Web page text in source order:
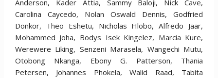
Anderson, Kader Attia, Sammy Baloji, Nick Cave,
Carolina Caycedo, Nolan Oswald Dennis, Godfried
Donkor, Theo Eshetu, Nicholas Hlobo, Alfredo Jaar,
Mohammed Joha, Bodys Isek Kingelez, Marcia Kure,
Werewere Liking, Senzeni Marasela, Wangechi Mutu,
Otobong Nkanga, Ebony G. Patterson, Thania
Petersen, Johannes Phokela, Walid Raad, Tabita